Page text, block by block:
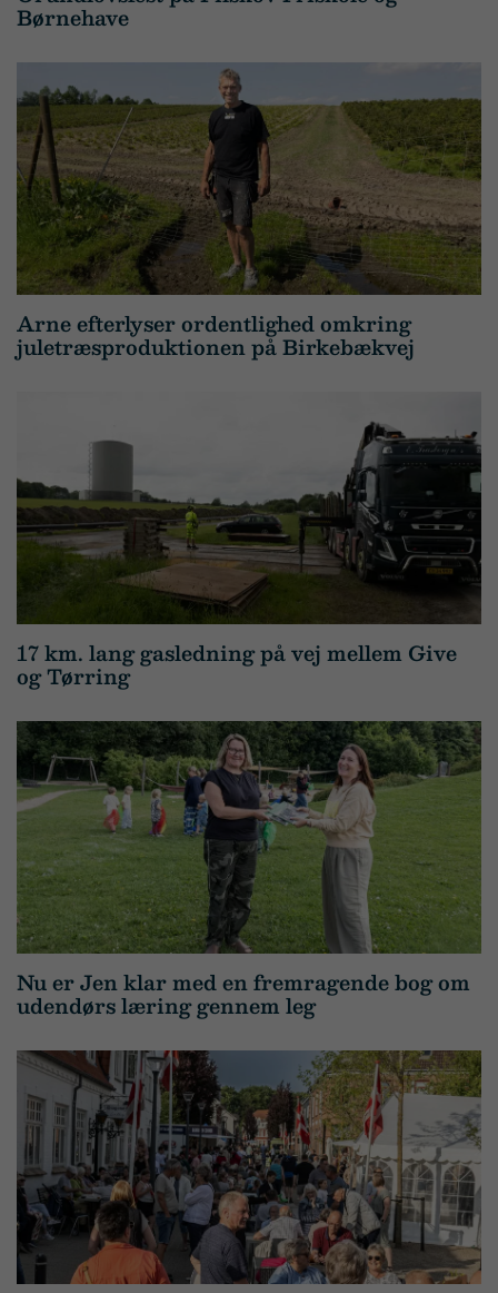
Børnehave
Arne efterlyser ordentlighed omkring
juletræsproduktionen på Birkebækvej
17 km. lang gasledning på vej mellem Give
og Tørring
Nu er Jen klar med en fremragende bog om
udendørs læring gennem leg